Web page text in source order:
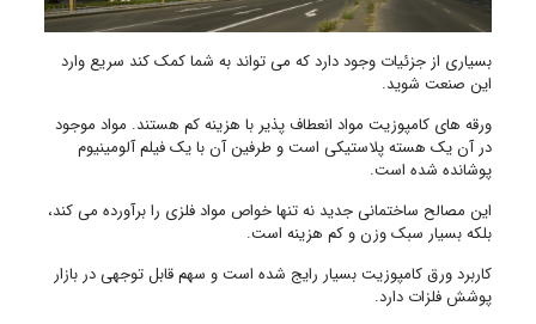
بسیاری از جزئیات وجود دارد که می تواند به شما کمک کند سریع وارد
این صنعت شوید.
ورقه های کامپوزیت مواد انعطاف پذیر با هزینه کم هستند. مواد موجود
در آن یک هسته پلاستیکی است و طرفین آن با یک فیلم آلومینیوم
پوشانده شده است.
این مصالح ساختمانی جدید نه تنها خواص مواد فلزی را برآورده می کند،
بلکه بسیار سبک وزن و کم هزینه است.
کاربرد ورق کامپوزیت بسیار رایج شده است و سهم قابل توجهی در بازار
پوشش فلزات دارد.